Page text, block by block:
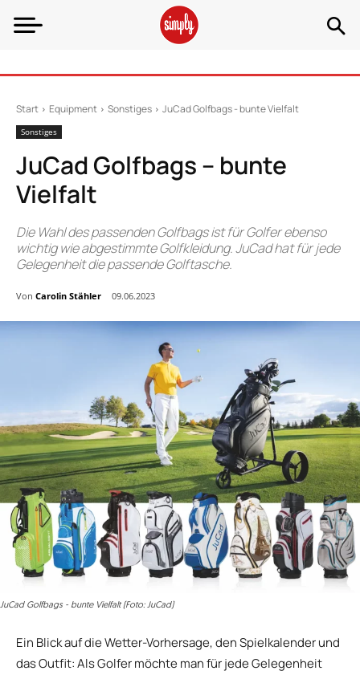
Start Equipment Sonstiges JuCad Golfbags - bunte Vielfalt
Sonstiges
JuCad Golfbags – bunte
Vielfalt
Die Wahl des passenden Golfbags ist für Golfer ebenso
wichtig wie abgestimmte Golfkleidung. JuCad hat für jede
Gelegenheit die passende Golftasche.
Von Carolin Stähler 09.06.2023
JuCad Golfbags - bunte Vielfalt (Foto: JuCad)
Ein Blick auf die Wetter-Vorhersage, den Spielkalender und
das Outfit: Als Golfer möchte man für jede Gelegenheit